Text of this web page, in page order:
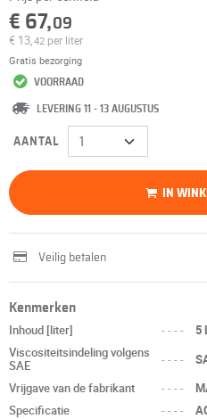
€ 67,09
€ 13,42 per liter
Gratis bezorging
VOORRAAD
LEVERING 11 - 13 AUGUSTUS
AANTAL
IN
Veilig betalen
Kenmerken
Inhoud [liter] ----
5
Viscositeitsindeling volgens
SAE
----
Vrijgave van de fabrikant
----
Specificatie
----